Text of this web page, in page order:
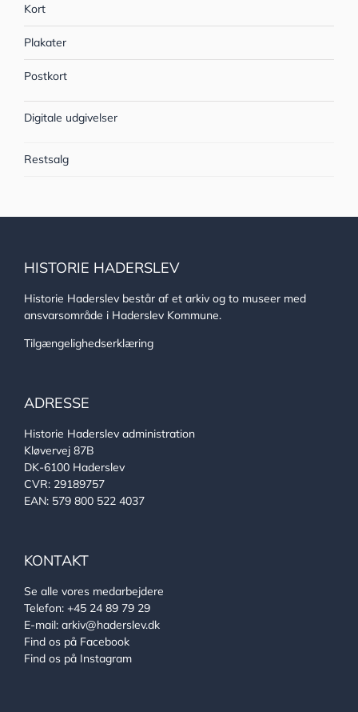
Kort
Plakater
Postkort
Digitale udgivelser
Restsalg
HISTORIE HADERSLEV
Historie Haderslev består af et arkiv og to museer med
ansvarsområde i Haderslev Kommune.
Tilgængelighedserklæring
ADRESSE
Historie Haderslev administration
Kløvervej 87B
DK-6100 Haderslev
CVR: 29189757
EAN: 579 800 522 4037
KONTAKT
Se alle vores medarbejdere
Telefon: +45 24 89 79 29
E-mail: arkiv@haderslev.dk
Find os på Facebook
Find os på Instagram